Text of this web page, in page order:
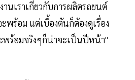
านเราเกี่ยวกับการผลิตรถยนต์
ร้อม แต่เบื้องต้นก็ต้องดูเรื่อง
พร้อมจริงๆก็น่าจะเป็นปีหน้า"